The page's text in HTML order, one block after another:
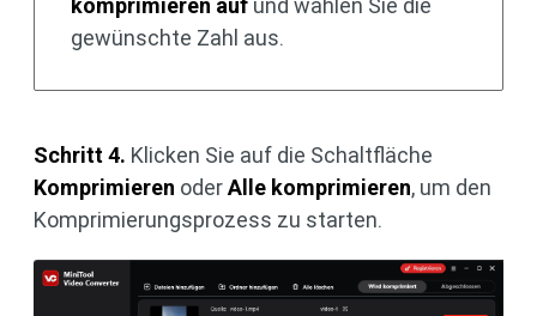
komprimieren auf und wählen Sie die
gewünschte Zahl aus.
Schritt 4. Klicken Sie auf die Schaltfläche
Komprimieren oderAlle komprimieren, um den
Komprimierungsprozess zu starten.